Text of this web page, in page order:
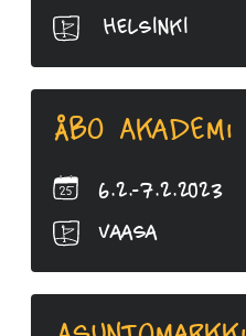
Helsinki
Åbo Akademi
6.2.-7.2.2023
Vaasa